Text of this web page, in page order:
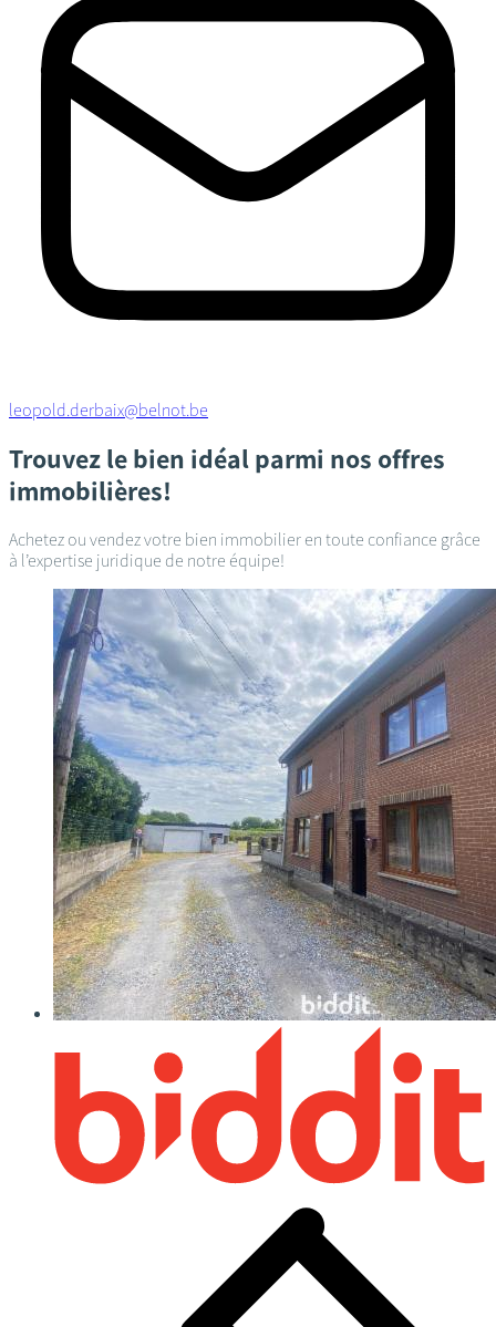
leopold.derbaix@belnot.be
Trouvez le bien idéal parmi nos offres
immobilières!
Achetez ou vendez votre bien immobilier en toute confiance grâce
à l’expertise juridique de notre équipe!